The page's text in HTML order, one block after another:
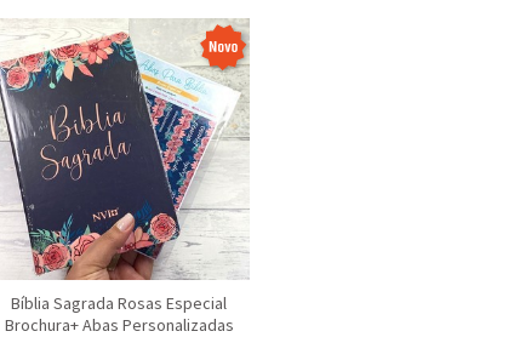
Bíblia Sagrada Rosas Especial
Brochura+ Abas Personalizadas